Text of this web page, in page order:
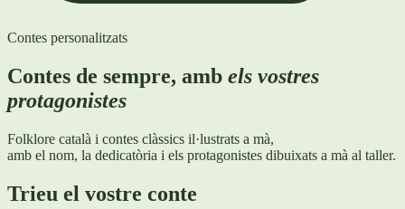
Contes personalitzats
Contes de sempre, amb els vostres
protagonistes
Folklore català i contes clàssics il·lustrats a mà,
amb el nom, la dedicatòria i els protagonistes dibuixats a mà al taller.
Trieu el vostre conte